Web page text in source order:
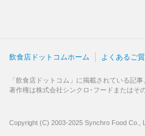
飲食店ドットコムホーム よくあるご
「飲食店ドットコム」に掲載されている記
著作権は株式会社シンクロ･フードまたはそ
Copyright (C) 2003-2025 Synchro Food Co.,